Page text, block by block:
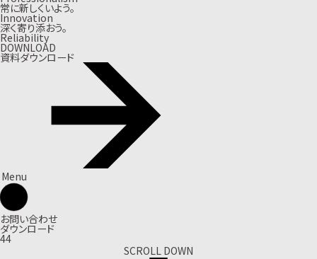
常に新しくいよう。
Innovation
深く寄り添おう。
Reliability
DOWNLOAD
資料ダウンロード
Menu
お問い合わせ
ダウンロード
44
SCROLL DOWN